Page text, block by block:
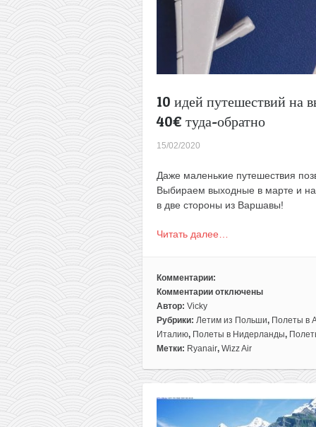
10 идей путешествий на
40€ туда-обратно
15/02/2020
Даже маленькие путешествия
Выбираем выходные в марте и
в две стороны из Варшавы!
Читать далее…
Комментарии:
Комментарии
к
записи
10
идей
марте
отключены
Автор: Vicky
Рубрики: Летим из Польши, Полеты в
Италию, Полеты в Нидерланды,
Метки: Ryanair, Wizz Air